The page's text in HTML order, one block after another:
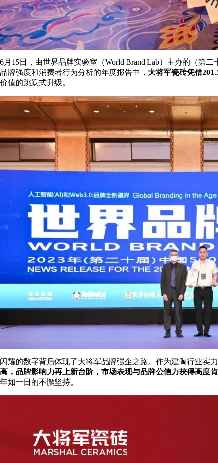
6月15日，由世界品牌实验室（World Brand Lab）主办的（第二
品牌强度和消费者行为分析的年度报告中， 大将军瓷砖凭借
价值的跳跃式升级。
闪耀的数字背后体现了大将军品牌强企之路。作为建陶行业实
高，品牌影响力再上新台阶， 市场表现与品牌公信力获得高度
年如一日的不懈坚持。